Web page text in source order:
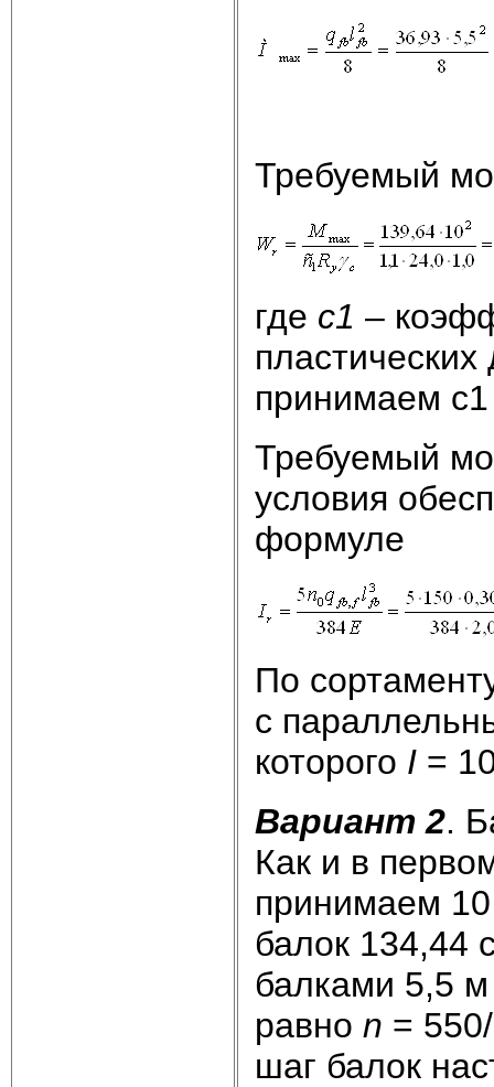
Требуемый
где с1 –
принимаем
Требуемый
условия
формуле
По
с
которого I =
Вариант 2.
Как и в
принимаем
балок 134,44
балками 5,5 м
равно n =
шаг балок